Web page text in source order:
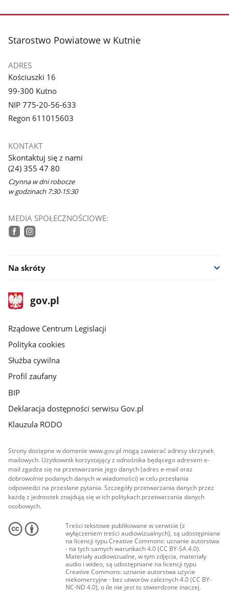
stopka
Starostwo Powiatowe w Kutnie
ADRES
Kościuszki 16
99-300 Kutno
NIP 775-20-56-633
Regon 611015603
KONTAKT
Skontaktuj się z nami
(24) 355 47 80
Czynna w dni robocze
w godzinach 7:30-15:30
MEDIA SPOŁECZNOŚCIOWE:
Na skróty
stopka
gov.plStrona
gov.pl
Rządowe Centrum Legislacji
Polityka cookies
Służba cywilna
Profil zaufany
BIP
Deklaracja dostępności serwisu Gov.pl
Klauzula RODO
Strony dostępne w domenie www.gov.pl mogą zawierać adresy skrzynek
mailowych. Użytkownik korzystający z odnośnika będącego adresem e-
mail zgadza się na przetwarzanie jego danych (adres e-mail oraz
dobrowolnie podanych danych w wiadomości) w celu przesłania
odpowiedzi na przesłane pytania. Szczegóły przetwarzania danych przez
każdą z jednostek znajdują się w ich politykach przetwarzania danych
osobowych.
Treści tekstowe publikowane w serwisie (z
wyłączeniem treści audiowizualnych), są udostępniane
na licencji typu Creative Commons: uznanie autorstwa
- na tych samych warunkach 4.0 (CC BY-SA 4.0).
Materiały audiowizualne, w tym zdjęcia, materiały
audio i wideo, są udostępniane na licencji typu
Creative Commons: uznanie autorstwa użycie
niekomercyjne - bez utworów zależnych 4.0 (CC BY-
NC-ND 4.0), o ile nie jest to stwierdzone inaczej.